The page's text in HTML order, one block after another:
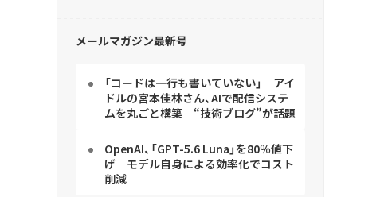
メールマガジン最新号
「コードは一行も書いていない」 アイ
ドルの宮本佳林さん、AIで配信システ
ムを丸ごと構築 “技術ブログ”が話題
OpenAI、「GPT-5.6 Luna」を80％値下
げ モデル自身による効率化でコスト
削減